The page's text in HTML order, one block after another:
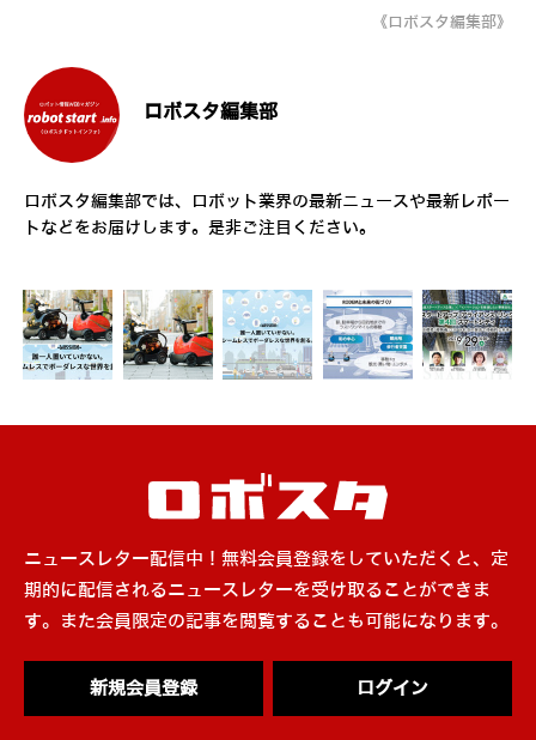
《ロボスタ編集部》
ロボスタ編集部
ロボスタ編集部では、ロボット業界の最新ニュースや最新レポー
トなどをお届けします。是非ご注目ください。
ニュースレター配信中！無料会員登録をしていただくと、定
期的に配信されるニュースレターを受け取ることができま
す。また会員限定の記事を閲覧することも可能になります。
新規会員登録 ログイン